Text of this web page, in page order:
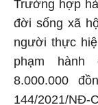
đời sống xã
người thực
phạm hành
8.000.000
144/2021/NĐ-